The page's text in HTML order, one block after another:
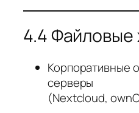
4.4
Корпоративные
серверы
(Nextcloud,